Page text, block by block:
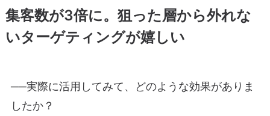
集客数が3倍に。狙った層から外れな
いターゲティングが嬉しい
──実際に活用してみて、どのような効果がありま
したか？